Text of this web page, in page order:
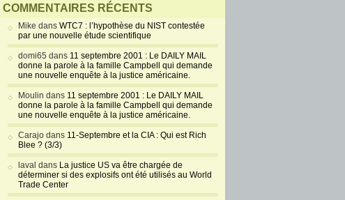
COMMENTAIRES RÉCENTS
Mike dans WTC7 : l’hypothèse du NIST contestée
par une nouvelle étude scientifique
domi65 dans 11 septembre 2001 : Le DAILY MAIL
donne la parole à la famille Campbell qui demande
une nouvelle enquête à la justice américaine.
Moulin dans 11 septembre 2001 : Le DAILY MAIL
donne la parole à la famille Campbell qui demande
une nouvelle enquête à la justice américaine.
Carajo dans 11-Septembre et la CIA : Qui est Rich
Blee ? (3/3)
laval dans La justice US va être chargée de
déterminer si des explosifs ont été utilisés au World
Trade Center